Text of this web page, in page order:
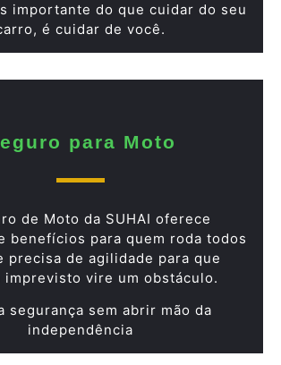
importante do que cuidar do seu
é cuidar de você.
para Moto
de Moto da SUHAI oferece
benefícios para quem roda todos
precisa de agilidade para que
imprevisto vire um obstáculo.
segurança sem abrir mão da
independência